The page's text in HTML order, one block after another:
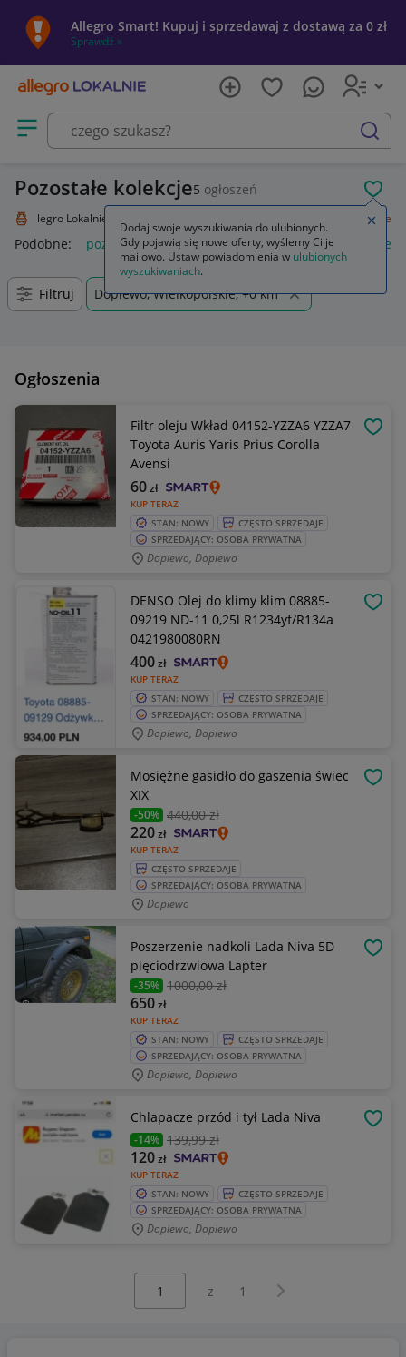
Allegro Smart! Kupuj i sprzedawaj z dostawą za 0 zł
Sprawdź »
Otwórz menu z kategoriami
szukaj
Pozostałe kolekcje5 ogłoszeń
Allegro Lokalnie Pozostałe
Podobne: pozostałe łóżka pozostałe pozostałe miasta i
Filtruj Dopiewo, Wielkopolskie, +0 km
Ogłoszenia
Filtr oleju Wkład 04152-YZZA6 YZZA7
Toyota Auris Yaris Prius Corolla
Avensi
KUP TERAZ
60zł
STAN: NOWY
CZĘSTO SPRZEDAJE
SPRZEDAJĄCY: OSOBA PRYWATNA
Dopiewo, Dopiewo
DENSO Olej do klimy klim 08885-
09219 ND-11 0,25l R1234yf/R134a
0421980080RN
KUP TERAZ
400zł
STAN: NOWY
CZĘSTO SPRZEDAJE
SPRZEDAJĄCY: OSOBA PRYWATNA
Dopiewo, Dopiewo
Mosiężne gasidło do gaszenia świec
XIX
-50% 440,00 zł
KUP TERAZ
220zł
CZĘSTO SPRZEDAJE
SPRZEDAJĄCY: OSOBA PRYWATNA
Dopiewo
Poszerzenie nadkoli Lada Niva 5D
pięciodrzwiowa Lapter
-35% 1000,00 zł
KUP TERAZ
650zł
STAN: NOWY
CZĘSTO SPRZEDAJE
SPRZEDAJĄCY: OSOBA PRYWATNA
Dopiewo, Dopiewo
Chlapacze przód i tył Lada Niva
-14% 139,99 zł
KUP TERAZ
120zł
STAN: NOWY
CZĘSTO SPRZEDAJE
SPRZEDAJĄCY: OSOBA PRYWATNA
Dopiewo, Dopiewo
z 1 Następna strona
Dodaj swoje wyszukiwania do ulubionych.
Gdy pojawią się nowe oferty, wyślemy Ci je
mailowo. Ustaw powiadomienia w ulubionych
wyszukiwaniach.